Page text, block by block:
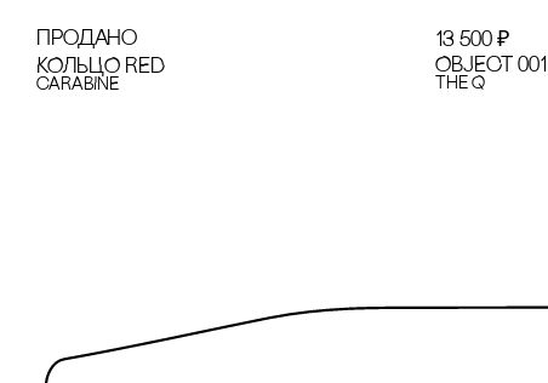
продано
КОЛЬЦО RED
cARABINE
13 500 ₽
OBJECT 001
the Q